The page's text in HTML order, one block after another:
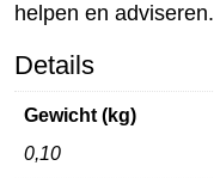
helpen en adviseren.
Details
Gewicht (kg)
0,10